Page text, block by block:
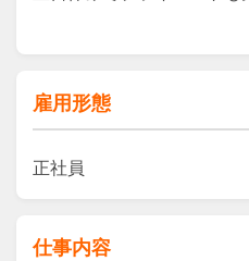
雇用形態
正社員
仕事内容